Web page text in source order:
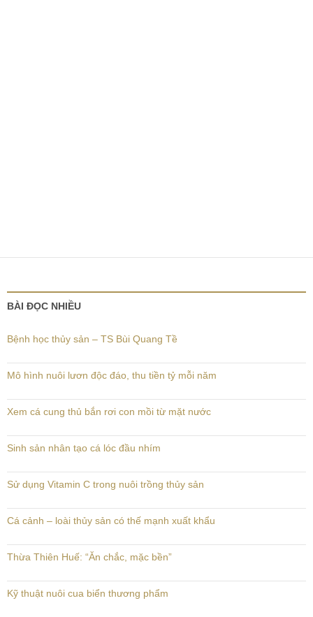
BÀI ĐỌC NHIỀU
Bệnh học thủy sản – TS Bùi Quang Tề
Mô hình nuôi lươn độc đáo, thu tiền tỷ mỗi năm
Xem cá cung thủ bắn rơi con mồi từ mặt nước
Sinh sản nhân tạo cá lóc đầu nhím
Sử dụng Vitamin C trong nuôi trồng thủy sản
Cá cảnh – loài thủy sản có thế mạnh xuất khẩu
Thừa Thiên Huế: “Ăn chắc, mặc bền”
Kỹ thuật nuôi cua biển thương phẩm